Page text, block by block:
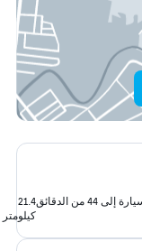
44 من الدقائق
21.4
كيلومتر